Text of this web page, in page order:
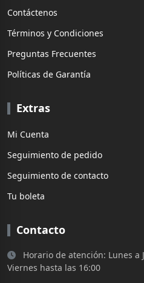
Contáctenos
Términos y Condiciones
Preguntas Frecuentes
Políticas de Garantía
Extras
Mi Cuenta
Seguimiento de pedido
Seguimiento de contacto
Tu boleta
Contacto
Horario de atención: Lunes a
Viernes hasta las 16:00